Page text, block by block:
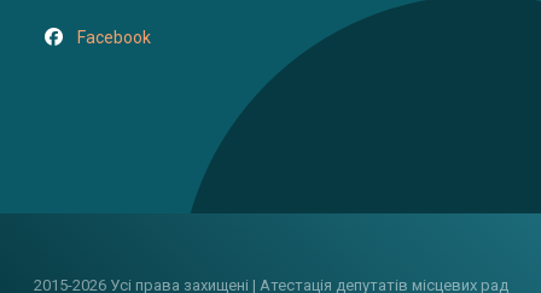
Facebook
2015-2026 Усі права захищені | Атестація депутатів місцевих рад